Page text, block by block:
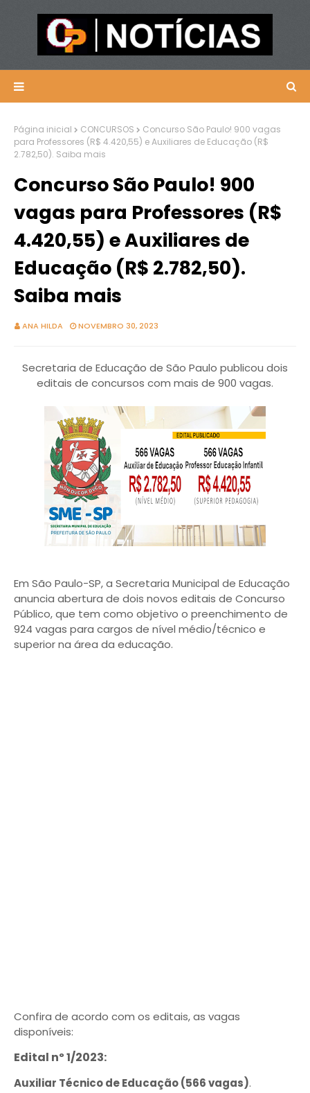
Página inicial CONCURSOS
Concurso São Paulo! 900 vagas
para Professores (R$ 4.420,55) e Auxiliares de Educação (R$
2.782,50). Saiba mais
Concurso São Paulo! 900
vagas para Professores (R$
4.420,55) e Auxiliares de
Educação (R$ 2.782,50).
Saiba mais
ANA HILDA NOVEMBRO 30, 2023
Secretaria de Educação de São Paulo publicou dois
editais de concursos com mais de 900 vagas.
Em São Paulo-SP, a Secretaria Municipal de Educação
anuncia abertura de dois novos editais de Concurso
Público, que tem como objetivo o preenchimento de
924 vagas para cargos de nível médio/técnico e
superior na área da educação.
Confira de acordo com os editais, as vagas
disponíveis:
Edital nº 1/2023:
Auxiliar Técnico de Educação (566 vagas).